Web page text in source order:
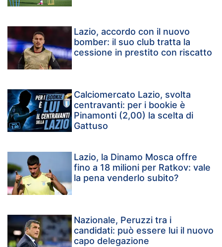
Lazio, accordo con il nuovo
bomber: il suo club tratta la
cessione in prestito con riscatto
Calciomercato Lazio, svolta
centravanti: per i bookie è
Pinamonti (2,00) la scelta di
Gattuso
Lazio, la Dinamo Mosca offre
fino a 18 milioni per Ratkov: vale
la pena venderlo subito?
Nazionale, Peruzzi tra i
candidati: può essere lui il nuovo
capo delegazione